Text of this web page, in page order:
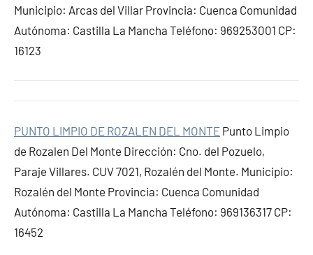
Municipio: Arcas del Villar Provincia: Cuenca Comunidad
Autónoma: Castilla La Mancha Teléfono: 969253001 CP:
16123
PUNTO LIMPIO DE ROZALEN DEL MONTE Punto Limpio
de Rozalen Del Monte Dirección: Cno. del Pozuelo,
Paraje Villares. CUV 7021, Rozalén del Monte. Municipio:
Rozalén del Monte Provincia: Cuenca Comunidad
Autónoma: Castilla La Mancha Teléfono: 969136317 CP:
16452